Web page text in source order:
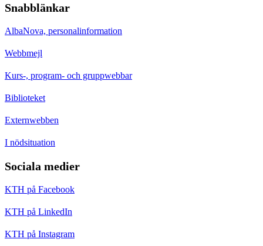
Snabblänkar
AlbaNova, personalinformation
Webbmejl
Kurs-, program- och gruppwebbar
Biblioteket
Externwebben
I nödsituation
Sociala medier
KTH på Facebook
KTH på LinkedIn
KTH på Instagram